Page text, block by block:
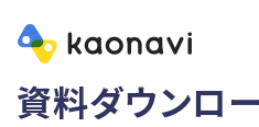
資料ダウンロ